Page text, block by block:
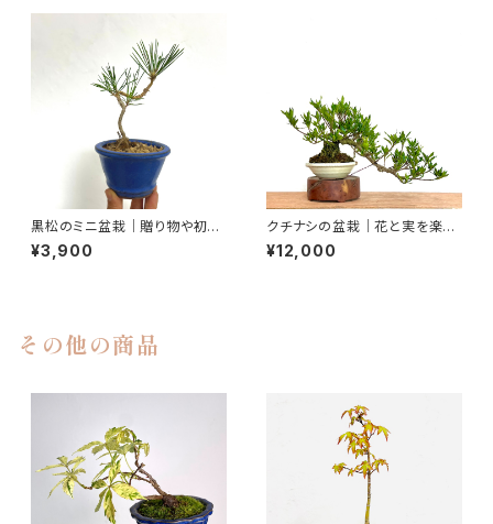
黒松のミニ盆栽｜贈り物や初心
者さん向け｜高さ約19cm
¥3,900
クチナシの盆栽｜花と実を楽し
む｜高さ約20cm
¥12,000
その他の商品